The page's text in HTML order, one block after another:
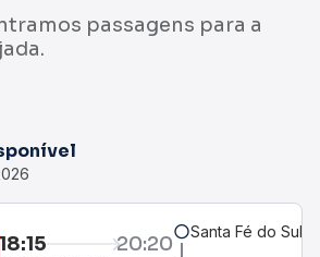
passagens para a
18:15 20:20 Santa Fé do Sul,